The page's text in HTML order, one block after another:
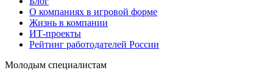
О компаниях в игровой форме
Жизнь в компании
ИТ-проекты
Рейтинг работодателей России
Молодым специалистам